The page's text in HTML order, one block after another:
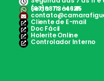
Sexta: 7h às 12h
(67)98113-4645
Cliente de E-mail
Doc Fácil
Holerite Online
Controlador Interno